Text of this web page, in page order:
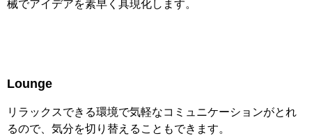
械でアイデアを素早く具現化します。
Lounge
リラックスできる環境で気軽なコミュニケーションがとれ
るので、気分を切り替えることもできます。